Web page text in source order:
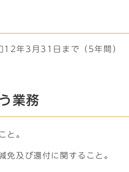
12年3月31日まで（5年間）
業務
と。
免及び還付に関すること。